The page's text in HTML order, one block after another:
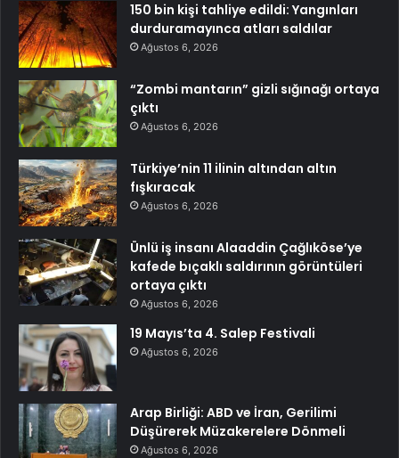
150 bin kişi tahliye edildi: Yangınları
durduramayınca atları saldılar
Ağustos 6, 2026
“Zombi mantarın” gizli sığınağı ortaya
çıktı
Ağustos 6, 2026
Türkiye’nin 11 ilinin altından altın
fışkıracak
Ağustos 6, 2026
Ünlü iş insanı Alaaddin Çağlıköse’ye
kafede bıçaklı saldırının görüntüleri
ortaya çıktı
Ağustos 6, 2026
19 Mayıs’ta 4. Salep Festivali
Ağustos 6, 2026
Arap Birliği: ABD ve İran, Gerilimi
Düşürerek Müzakerelere Dönmeli
Ağustos 6, 2026